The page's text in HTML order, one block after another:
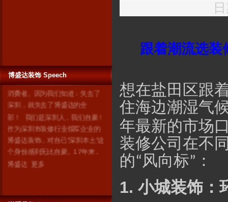
博盛达装饰 Speech
加不敢采取转包等违法行为忽悠
消费者。因为我们知道：失去了
深圳，就失去了博盛达的全
部！ 我们是深圳人，我们自豪！
作为深圳市装修行业领军企业的
博盛达装饰，对自己“深圳本土”这
个身份感到无比自豪。17年来，
博盛达 更多
跟着潮流选装
想在盐田区跟
住海边潮湿气
年最新的市场
装修公司在不
的“风向标” ：
1. 小城装饰：